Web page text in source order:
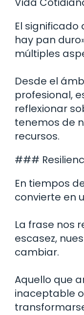
El significado
hay pan
múltiples
Desde el
profesional,
reflexionar
tenemos de
recursos.
###
En tiempos
convierte en
La frase nos
escasez,
cambiar.
Aquello que
inaceptable